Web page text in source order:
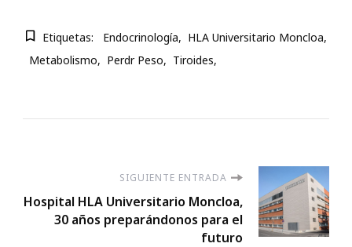
Etiquetas: Endocrinología
HLA Universitario Moncloa
Metabolismo
Perdr Peso Tiroides
Navegación
de
SIGUIENTE ENTRADA
Hospital HLA Universitario Moncloa,
30 años preparándonos para el
futuro